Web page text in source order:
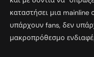
καταστήσει μια
υπάρχουν fans, δεν
μακροπρόθεσμο